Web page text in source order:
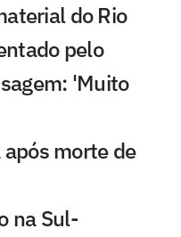
do Rio
pelo
'Muito
morte de
na Sul-